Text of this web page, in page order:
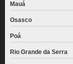
Mauá
Osasco
Poá
Rio Grande da Serra